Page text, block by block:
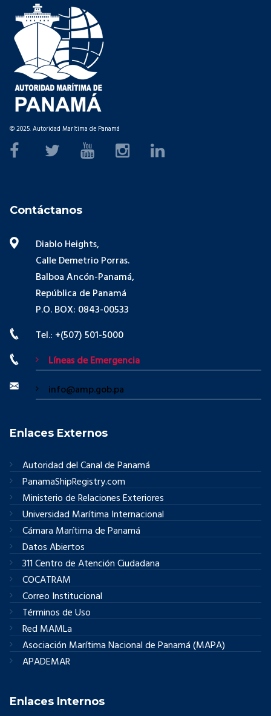
© 2025. Autoridad Marítima de Panamá
Contáctanos
Diablo Heights,
Calle Demetrio Porras.
Balboa Ancón-Panamá,
República de Panamá
P.O. BOX: 0843-00533
Tel.: +(507) 501-5000
Líneas de Emergencia
info@amp.gob.pa
Enlaces Externos
Autoridad del Canal de Panamá
PanamaShipRegistry.com
Ministerio de Relaciones Exteriores
Universidad Marítima Internacional
Cámara Marítima de Panamá
Datos Abiertos
311 Centro de Atención Ciudadana
COCATRAM
Correo Institucional
Términos de Uso
Red MAMLa
Asociación Marítima Nacional de Panamá (MAPA)
APADEMAR
Enlaces Internos